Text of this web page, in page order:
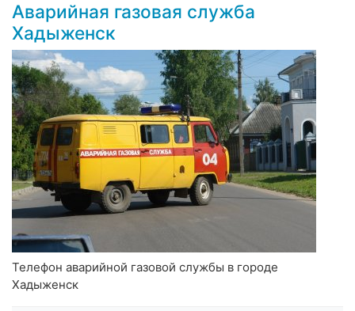
Аварийная газовая служба
Хадыженск
Телефон аварийной газовой службы в городе
Хадыженск